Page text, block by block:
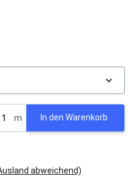
m In den Warenkorb
abweichend)